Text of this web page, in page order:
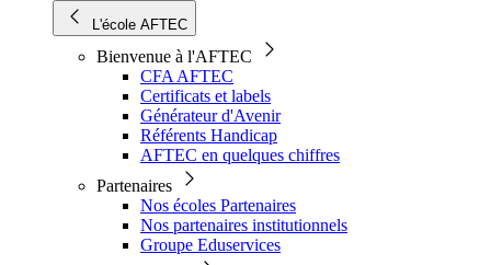
L'école AFTEC
Bienvenue à l'AFTEC
CFA AFTEC
Certificats et labels
Générateur d'Avenir
Référents Handicap
AFTEC en quelques chiffres
Partenaires
Nos écoles Partenaires
Nos partenaires institutionnels
Groupe Eduservices